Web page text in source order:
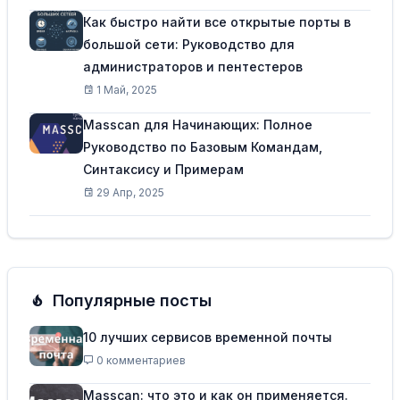
Как быстро найти все открытые порты в
большой сети: Руководство для
администраторов и пентестеров
1 Май, 2025
Masscan для Начинающих: Полное
Руководство по Базовым Командам,
Синтаксису и Примерам
29 Апр, 2025
Популярные посты
10 лучших сервисов временной почты
0 комментариев
Masscan: что это и как он применяется.